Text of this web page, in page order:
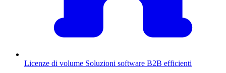
Licenze di volume Soluzioni software B2B efficienti